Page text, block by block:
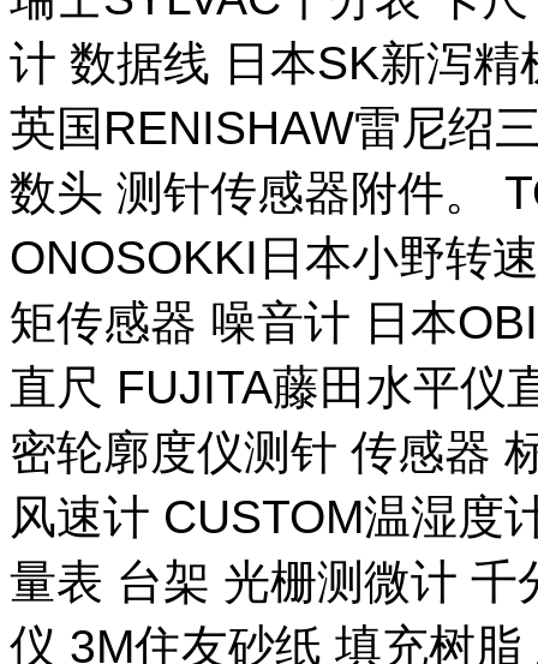
计 数据线 日本SK新泻
英国RENISHAW雷尼绍
数头 测针传感器附件。
ONOSOKKI日本小野转
矩传感器 噪音计 日本
直尺 FUJITA藤田水平仪
密轮廓度仪测针 传感器
风速计 CUSTOM温湿度
量表 台架 光栅测微计
仪 3M住友砂纸 填充树